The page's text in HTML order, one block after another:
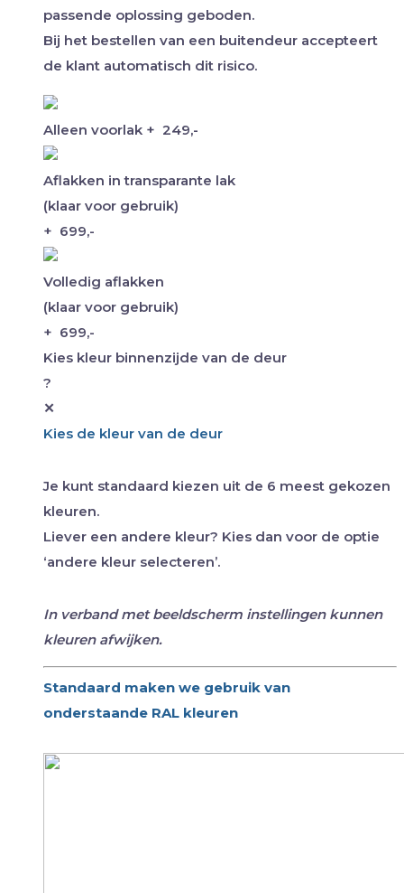
passende oplossing geboden.
Bij het bestellen van een buitendeur accepteert
de klant automatisch dit risico.
Alleen voorlak + 249,-
Aflakken in transparante lak
(klaar voor gebruik)
+ 699,-
Volledig aflakken
(klaar voor gebruik)
+ 699,-
Kies kleur binnenzijde van de deur
?
✕
Kies de kleur van de deur
Je kunt standaard kiezen uit de 6 meest gekozen
kleuren.
Liever een andere kleur? Kies dan voor de optie
‘andere kleur selecteren’.
In verband met beeldscherm instellingen kunnen
kleuren afwijken.
Standaard maken we gebruik van
onderstaande RAL kleuren